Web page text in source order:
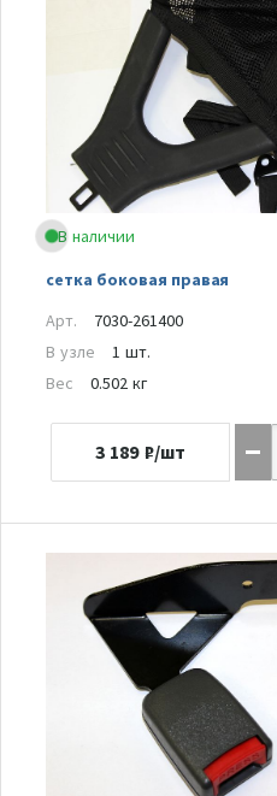
В наличии
сетка боковая правая
Арт.
7030-261400
В узле
1 шт.
Вес
0.502 кг
3 189 ₽/шт